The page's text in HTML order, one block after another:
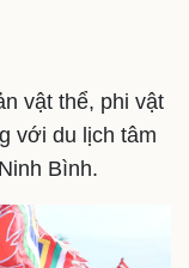
vật thể, phi vật
với du lịch tâm
Bình.